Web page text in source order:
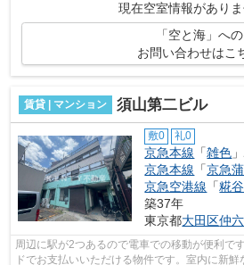
現在空室情報がありま
「空と海」への
お問い合わせはこ
賃貸 | マンション 須山第二ビル
敷0 礼0
京急本線 「雑色
京急本線 「京急
京急空港線 「糀谷
築37年
東京都大田区仲
周辺に駅が2つあるので電車での移動が便利で
ドでお支払いいただける物件です。室内に新鮮